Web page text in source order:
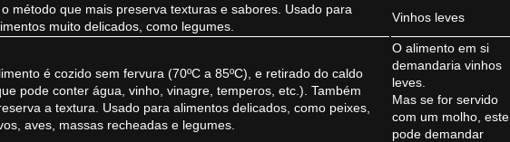
o método que mais preserva texturas e sabores. Usado para
muito delicados, como legumes.
Vinhos leves
é cozido sem fervura (70ºC a 85ºC), e retirado do caldo
pode conter água, vinho, vinagre, temperos, etc.). Também
a textura. Usado para alimentos delicados, como peixes,
aves, massas recheadas e legumes.
O alimento em si
demandaria vinhos
leves.
Mas se for servido
com um molho, este
pode demandar